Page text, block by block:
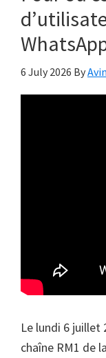
6 July 2026 By
Le lundi 6 juillet
chaîne RM1 de